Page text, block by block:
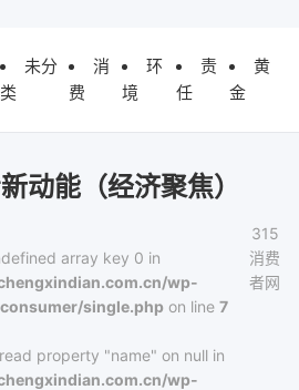
未分
类
消
费
环
境
责
任
黄
金
动能（经济聚焦）
array key 0 in
wp-
single.php on line7
property "name" on null in
wp-
315
消费
者网